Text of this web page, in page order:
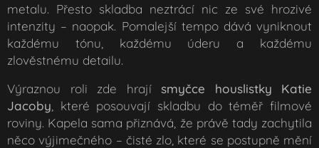
metalu. Přesto skladba neztrácí nic ze své hrozivé
intenzity – naopak. Pomalejší tempo dává vyniknout
každému tónu, každému úderu a každému
zlověstnému detailu.
Výraznou roli zde hrají smyčce houslistky Katie
Jacoby , které posouvají skladbu do téměř filmové
roviny. Kapela sama přiznává, že právě tady zachytila
něco výjimečného – čisté zlo, které se postupně mění